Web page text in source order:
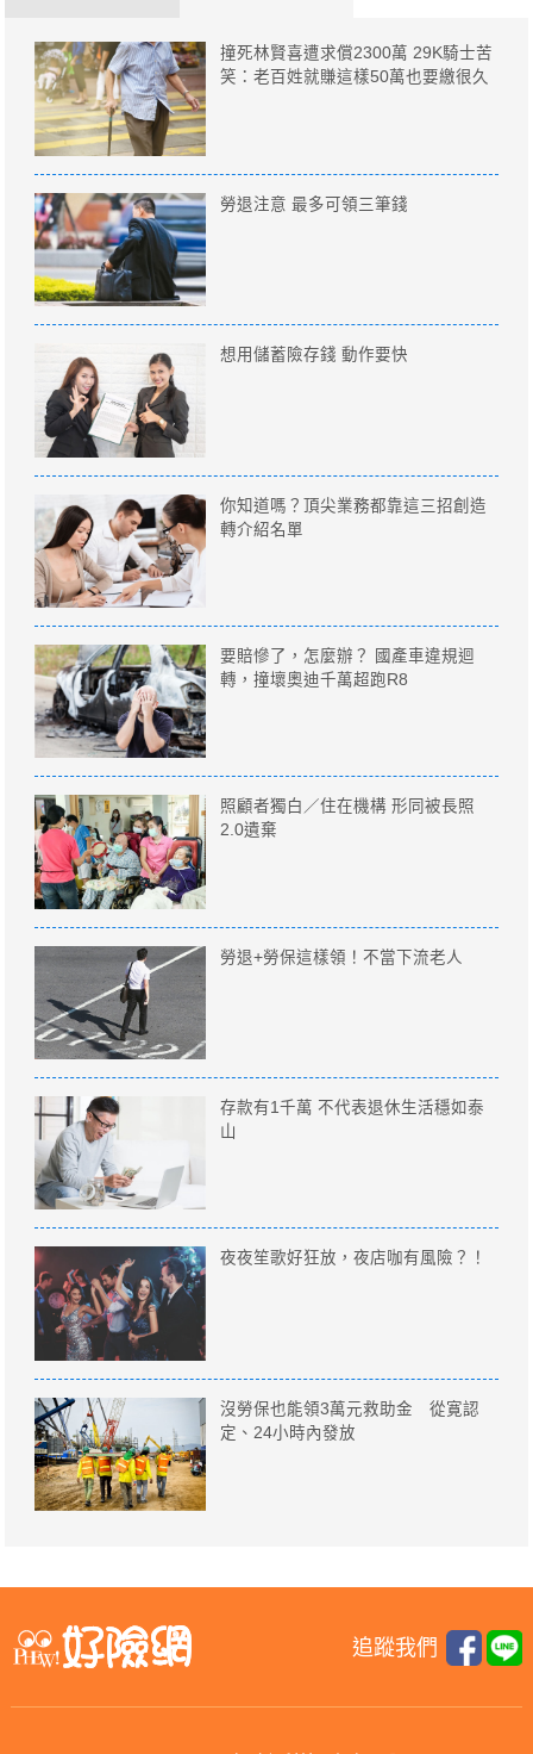
撞死林賢喜遭求償2300萬 29K騎士苦
笑：老百姓就賺這樣50萬也要繳很久
勞退注意 最多可領三筆錢
想用儲蓄險存錢 動作要快
你知道嗎？頂尖業務都靠這三招創造
轉介紹名單
要賠慘了，怎麼辦？ 國產車違規迴
轉，撞壞奧迪千萬超跑R8
照顧者獨白／住在機構 形同被長照
2.0遺棄
勞退+勞保這樣領！不當下流老人
存款有1千萬 不代表退休生活穩如泰
山
夜夜笙歌好狂放，夜店咖有風險？！
沒勞保也能領3萬元救助金 從寛認
定、24小時內發放
追蹤我們